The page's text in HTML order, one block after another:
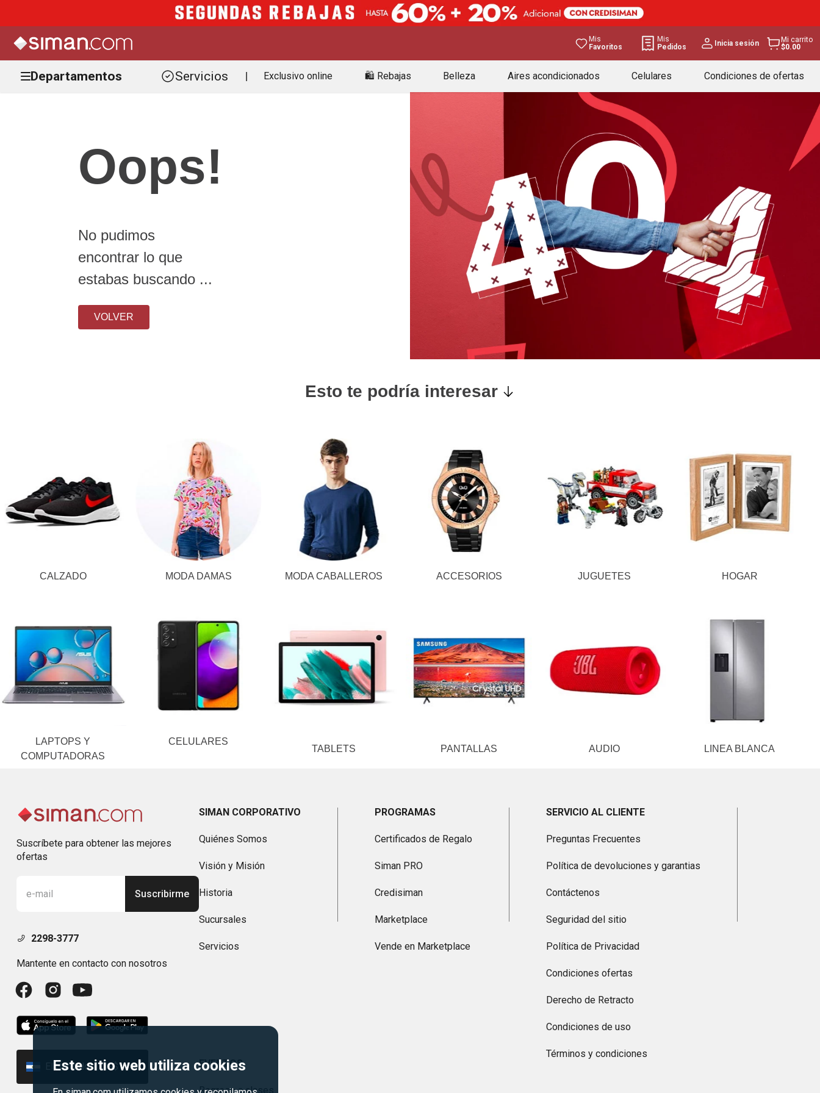
Mis
Favoritos
Mis
Pedidos
Inicia sesión
Mi carrito
$0.00
Departamentos Servicios Exclusivo online 🛍️ Rebajas Belleza Aires acondicionados Celulares Condiciones de ofertas
Este sitio web utiliza cookies
Oops!
No pudimos
encontrar lo que
estabas buscando ...
VOLVER
Esto te podría interesar
CALZADO MODA DAMAS MODA CABALLEROS ACCESORIOS JUGUETES HOGAR
LAPTOPS Y
COMPUTADORAS
CELULARES
TABLETS PANTALLAS AUDIO LINEA BLANCA
Suscríbete para obtener las mejores
ofertas
Suscribirme
2298-3777
Mantente en contacto con nosotros
El Salvador | US$
SIMAN CORPORATIVO
Quiénes Somos
Visión y Misión
Historia
Sucursales
Servicios
PROGRAMAS
Certificados de Regalo
Siman PRO
Credisiman
Marketplace
Vende en Marketplace
SERVICIO AL CLIENTE
Preguntas Frecuentes
Política de devoluciones y garantias
Contáctenos
Seguridad del sitio
Política de Privacidad
Condiciones ofertas
Derecho de Retracto
Condiciones de uso
Términos y condiciones
EVENTOS
Regreso a clases